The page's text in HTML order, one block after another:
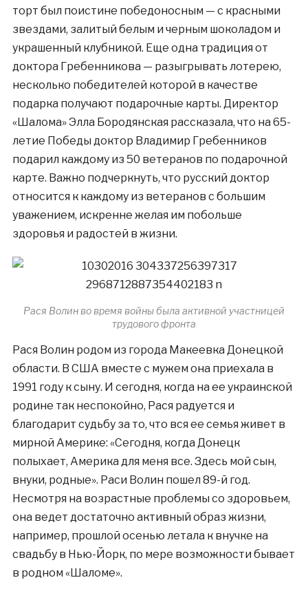
торт был поистине победоносным — с красными
звездами, залитый белым и черным шоколадом и
украшенный клубникой. Еще одна традиция от
доктора Гребенникова — разыгрывать лотерею,
несколько победителей которой в качестве
подарка получают подарочные карты. Директор
«Шалома» Элла Бородянская рассказала, что на 65-
летие Победы доктор Владимир Гребенников
подарил каждому из 50 ветеранов по подарочной
карте. Важно подчеркнуть, что русский доктор
относится к каждому из ветеранов с большим
уважением, искренне желая им побольше
здоровья и радостей в жизни.
Рася Волин во время войны была активной участницей
трудового фронта
Рася Волин родом из города Макеевка Донецкой
области. В США вместе с мужем она приехала в
1991 году к сыну. И сегодня, когда на ее украинской
родине так неспокойно, Рася радуется и
благодарит судьбу за то, что вся ее семья живет в
мирной Америке: «Сегодня, когда Донецк
полыхает, Америка для меня все. Здесь мой сын,
внуки, родные». Раси Волин пошел 89-й год.
Несмотря на возрастные проблемы со здоровьем,
она ведет достаточно активный образ жизни,
например, прошлой осенью летала к внучке на
свадьбу в Нью-Йорк, по мере возможности бывает
в родном «Шаломе».